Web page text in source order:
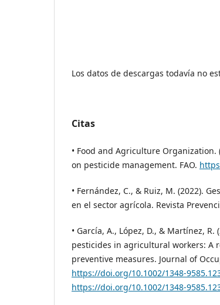
Los datos de descargas todavía no
Citas
• Food and Agriculture
on pesticide management. FAO.
• Fernández, C., & Ruiz, M. (2022).
en el sector agrícola. Revista
• García, A., López, D., & Martínez,
pesticides in agricultural workers: A
preventive measures. Journal of
https://doi.org/10.1002/1348-
https://doi.org/10.1002/1348-